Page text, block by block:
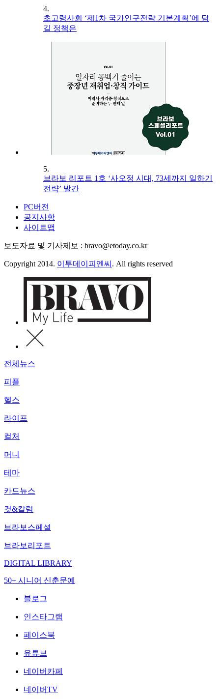
4.
초고령사회 ‘제1차 국가인구전략 기본계획’에 담
길 정책은
5.
브라보 리포트 1호 ‘사오정 시대, 73세까지 일하기
전략’ 발간
PC버전
공지사항
사이트맵
보도자료 및 기사제보 : bravo@etoday.co.kr
Copyright 2014. 이투데이피엔씨 . All rights reserved
전체뉴스
피플
헬스
라이프
컬처
머니
테마
카드뉴스
컷&칼럼
브라보스페셜
브라보리포트
DIGITAL LIBRARY
50+ 시니어 신춘문예
블로그
인스타그램
페이스북
유튜브
네이버카페
네이버TV